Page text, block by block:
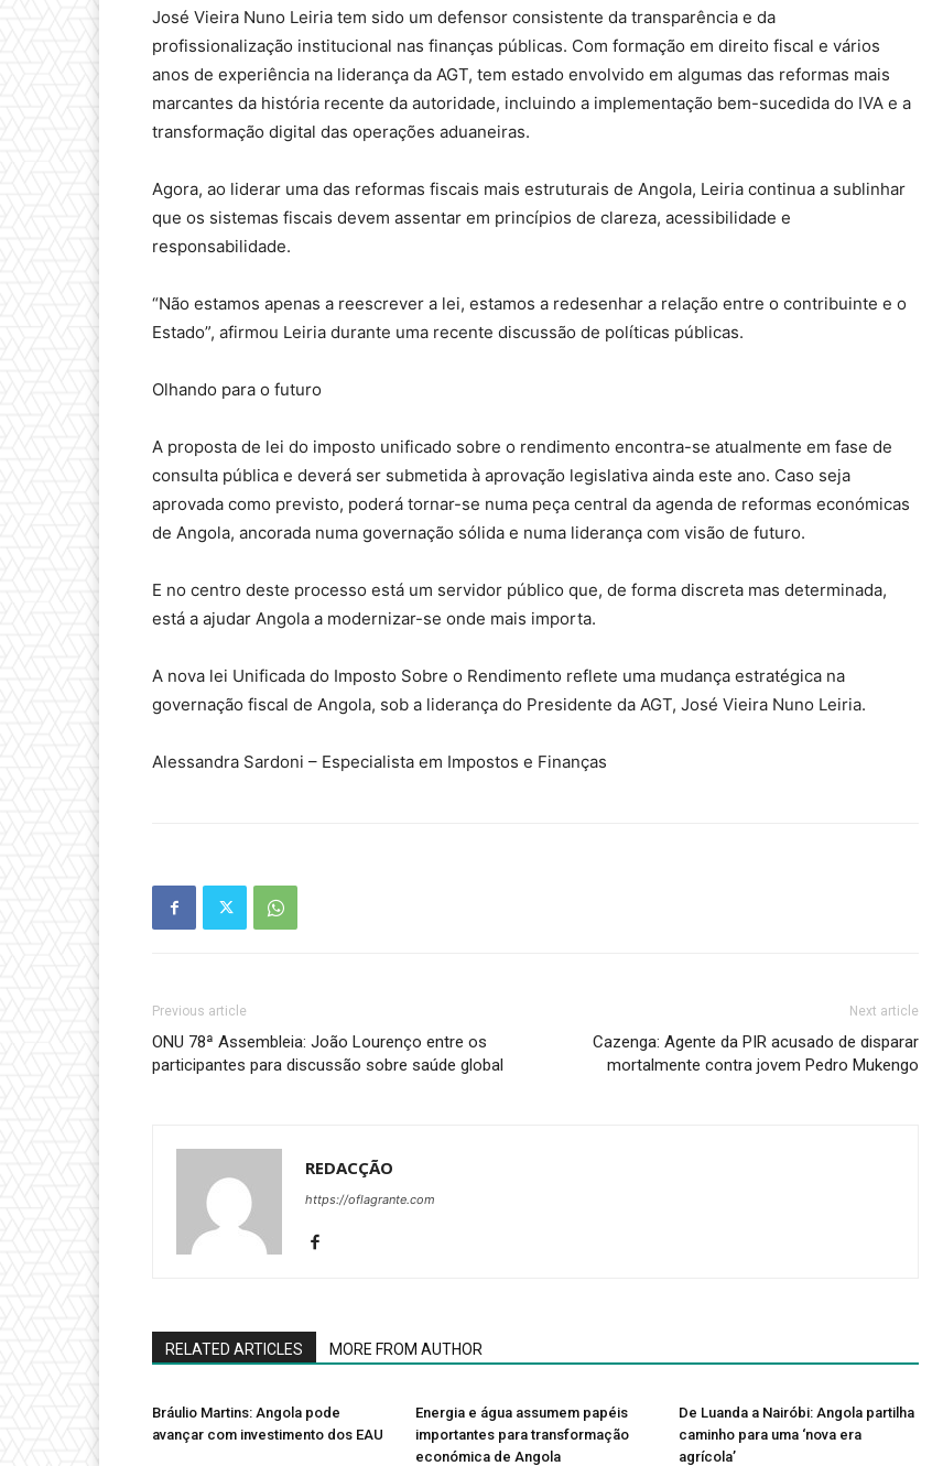
José Vieira Nuno Leiria tem sido um defensor consistente da transparência e da
profissionalização institucional nas finanças públicas. Com formação em direito fiscal e vários
anos de experiência na liderança da AGT, tem estado envolvido em algumas das reformas mais
marcantes da história recente da autoridade, incluindo a implementação bem-sucedida do IVA e a
transformação digital das operações aduaneiras.
Agora, ao liderar uma das reformas fiscais mais estruturais de Angola, Leiria continua a sublinhar
que os sistemas fiscais devem assentar em princípios de clareza, acessibilidade e
responsabilidade.
“Não estamos apenas a reescrever a lei, estamos a redesenhar a relação entre o contribuinte e o
Estado”, afirmou Leiria durante uma recente discussão de políticas públicas.
Olhando para o futuro
A proposta de lei do imposto unificado sobre o rendimento encontra-se atualmente em fase de
consulta pública e deverá ser submetida à aprovação legislativa ainda este ano. Caso seja
aprovada como previsto, poderá tornar-se numa peça central da agenda de reformas económicas
de Angola, ancorada numa governação sólida e numa liderança com visão de futuro.
E no centro deste processo está um servidor público que, de forma discreta mas determinada,
está a ajudar Angola a modernizar-se onde mais importa.
A nova lei Unificada do Imposto Sobre o Rendimento reflete uma mudança estratégica na
governação fiscal de Angola, sob a liderança do Presidente da AGT, José Vieira Nuno Leiria.
Alessandra Sardoni – Especialista em Impostos e Finanças
Previous article
ONU 78ª Assembleia: João Lourenço entre os
participantes para discussão sobre saúde global
Next article
Cazenga: Agente da PIR acusado de disparar
mortalmente contra jovem Pedro Mukengo
REDACÇÃO
https://oflagrante.com
RELATED ARTICLES MORE FROM AUTHOR
Bráulio Martins: Angola pode
avançar com investimento dos EAU
Energia e água assumem papéis
importantes para transformação
económica de Angola
De Luanda a Nairóbi: Angola partilha
caminho para uma ‘nova era
agrícola’